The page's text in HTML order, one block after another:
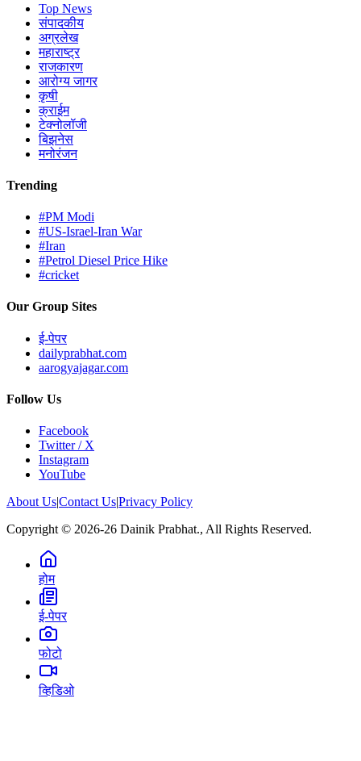
Top News
संपादकीय
अग्रलेख
महाराष्ट्र
राजकारण
आरोग्य जागर
कृषी
क्राईम
टेक्नोलॉजी
बिझनेस
मनोरंजन
Trending
#PM Modi
#US-Israel-Iran War
#Iran
#Petrol Diesel Price Hike
#cricket
Our Group Sites
ई-पेपर
dailyprabhat.com
aarogyajagar.com
Follow Us
Facebook
Twitter / X
Instagram
YouTube
About Us|Contact Us|Privacy Policy
Copyright © 2026-26 Dainik Prabhat., All Rights Reserved.
होम
ई-पेपर
फोटो
व्हिडिओ